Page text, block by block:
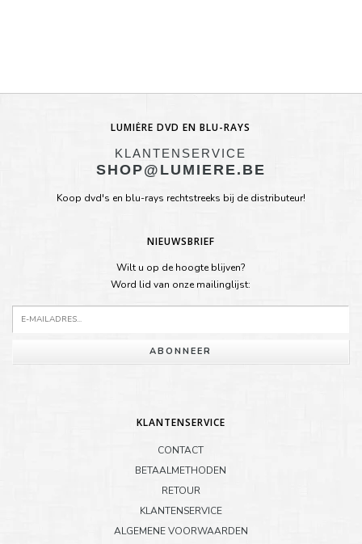
LUMIÈRE DVD EN BLU-RAYS
KLANTENSERVICE
SHOP@LUMIERE.BE
Koop dvd's en blu-rays rechtstreeks bij de distributeur!
NIEUWSBRIEF
Wilt u op de hoogte blijven?
Word lid van onze mailinglijst:
ABONNEER
KLANTENSERVICE
CONTACT
BETAALMETHODEN
RETOUR
KLANTENSERVICE
ALGEMENE VOORWAARDEN